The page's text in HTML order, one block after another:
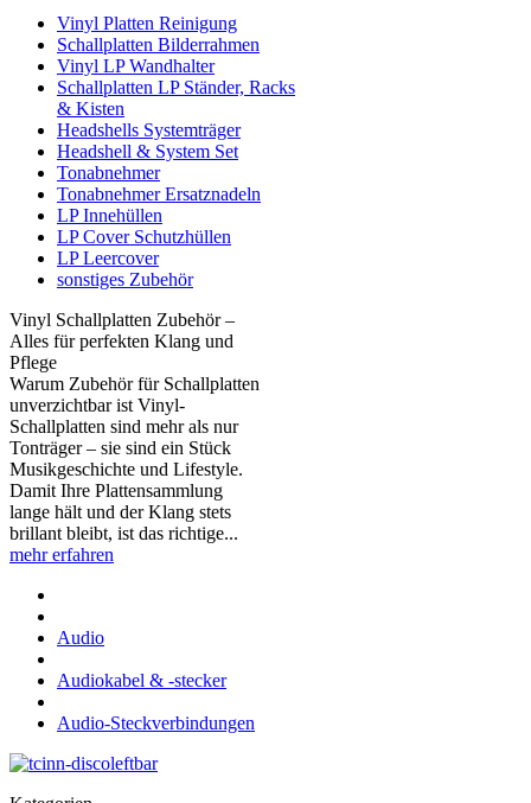
Vinyl Platten Reinigung
Schallplatten Bilderrahmen
Vinyl LP Wandhalter
Schallplatten LP Ständer, Racks
& Kisten
Headshells Systemträger
Headshell & System Set
Tonabnehmer
Tonabnehmer Ersatznadeln
LP Innehüllen
LP Cover Schutzhüllen
LP Leercover
sonstiges Zubehör
Vinyl Schallplatten Zubehör –
Alles für perfekten Klang und
Pflege
Warum Zubehör für Schallplatten
unverzichtbar ist Vinyl-
Schallplatten sind mehr als nur
Tonträger – sie sind ein Stück
Musikgeschichte und Lifestyle.
Damit Ihre Plattensammlung
lange hält und der Klang stets
brillant bleibt, ist das richtige...
mehr erfahren
Audio
Audiokabel & -stecker
Audio-Steckverbindungen